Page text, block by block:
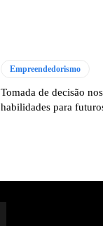
Empreendedorismo
Tomada de decisão
habilidades para